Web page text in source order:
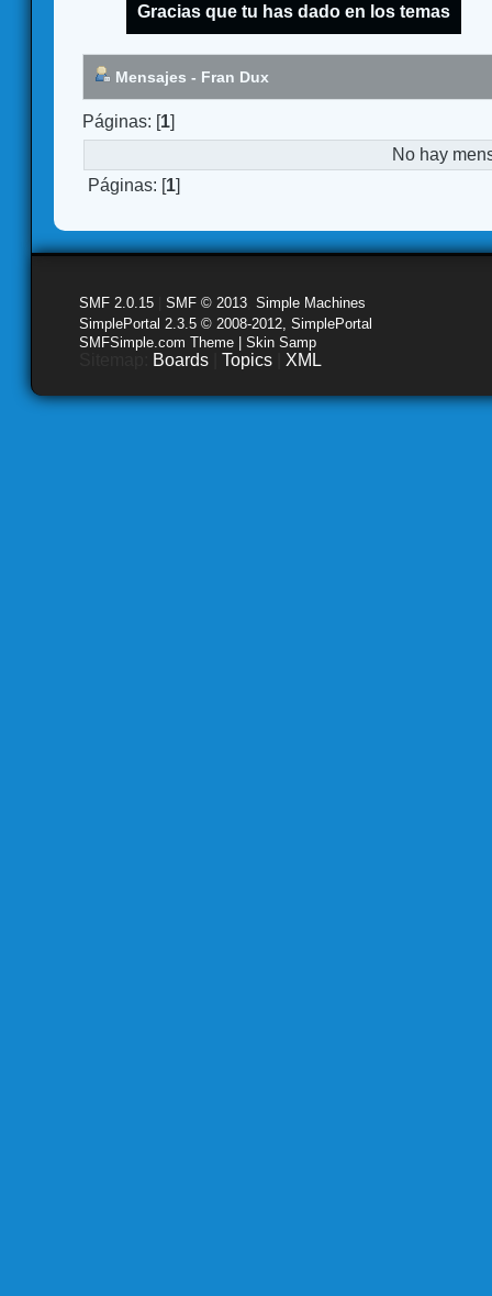
Gracias que tu has dado en los temas
Mensajes - Fran Dux
Páginas: [1]
No hay
Páginas: [1]
SMF 2.0.15 SMF © 2013 Simple Machines
SimplePortal 2.3.5 © 2008-2012, SimplePortal
SMFSimple.com Theme | Skin Samp
Boards Topics XML